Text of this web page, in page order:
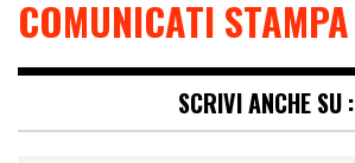
COMUNICATI STAMPA
SCRIVI ANCHE SU :